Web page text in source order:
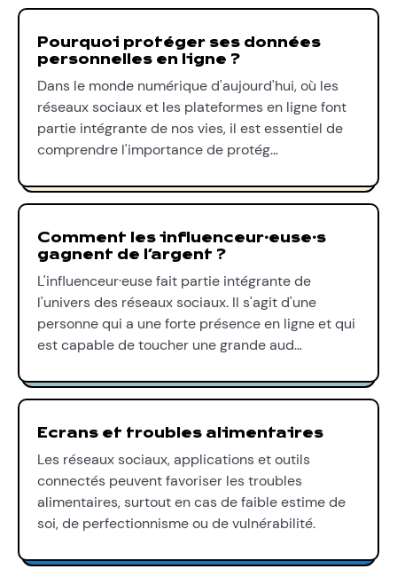
Pourquoi protéger ses données
personnelles en ligne ?
Dans le monde numérique d'aujourd'hui, où les
réseaux sociaux et les plateformes en ligne font
partie intégrante de nos vies, il est essentiel de
comprendre l'importance de protég…
Comment les influenceur∙euse∙s
gagnent de l’argent ?
L'influenceur·euse fait partie intégrante de
l'univers des réseaux sociaux. Il s'agit d'une
personne qui a une forte présence en ligne et qui
est capable de toucher une grande aud…
Ecrans et troubles alimentaires
Les réseaux sociaux, applications et outils
connectés peuvent favoriser les troubles
alimentaires, surtout en cas de faible estime de
soi, de perfectionnisme ou de vulnérabilité.